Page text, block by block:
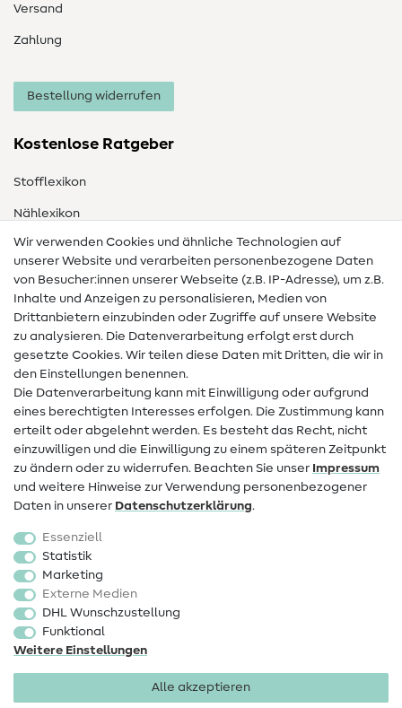
Versand
Zahlung
Bestellung widerrufen
Kostenlose Ratgeber
Stofflexikon
Nählexikon
Nähanleitungen
Hilfe & Kontakt
Kontakt
Infos zum Betreiberwechsel
Widerrufsrecht
Beliebt
Stoffe
Sale
Schnittmuster
Wir verwenden Cookies und ähnliche Technologien auf
unserer Website und verarbeiten personenbezogene Daten
von Besucher:innen unserer Webseite (z.B. IP-Adresse), um z.B.
Inhalte und Anzeigen zu personalisieren, Medien von
Drittanbietern einzubinden oder Zugriffe auf unsere Website
zu analysieren. Die Datenverarbeitung erfolgt erst durch
gesetzte Cookies. Wir teilen diese Daten mit Dritten, die wir in
den Einstellungen benennen.
Die Datenverarbeitung kann mit Einwilligung oder aufgrund
eines berechtigten Interesses erfolgen. Die Zustimmung kann
erteilt oder abgelehnt werden. Es besteht das Recht, nicht
einzuwilligen und die Einwilligung zu einem späteren Zeitpunkt
zu ändern oder zu widerrufen. Beachten Sie unser Impressum
und weitere Hinweise zur Verwendung personenbezogener
Daten in unserer Daten­schutz­erklärung.
Essenziell
Statistik
Marketing
Externe Medien
DHL Wunschzustellung
Funktional
Weitere Einstellungen
Alle akzeptieren
Impressum
Datenschutz AGB